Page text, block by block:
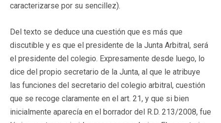
caracterizarse por su sencillez).
Del texto se deduce una cuestión que es más que
discutible y es que el presidente de la Junta Arbitral, será
el presidente del colegio. Expresamente desde luego, lo
dice del propio secretario de la Junta, al que le atribuye
las funciones del secretario del colegio arbitral, cuestión
que se recoge claramente en el art. 21, y que si bien
inicialmente aparecía en el borrador del R.D. 213/2008, fue